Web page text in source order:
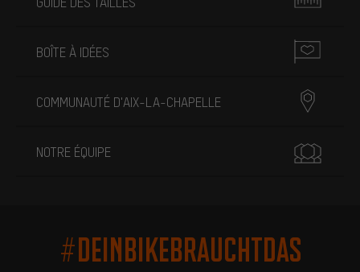
BOÎTE À IDÉES
COMMUNAUTÉ D'AIX-LA-CHAPELLE
NOTRE ÉQUIPE
#DEINBIKEBRAUCHTDAS